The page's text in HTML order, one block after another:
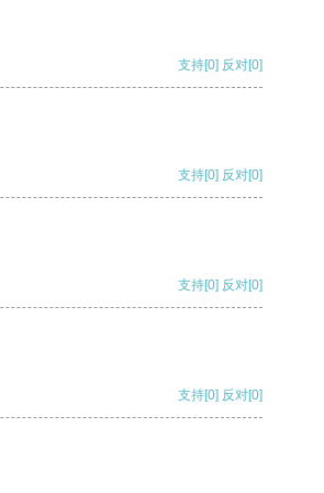
支持[0] 反对[0]
支持[0] 反对[0]
支持[0] 反对[0]
支持[0] 反对[0]